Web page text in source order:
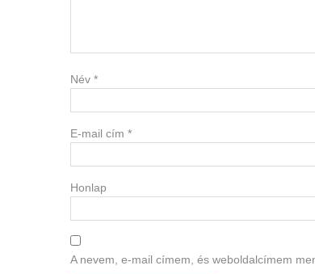
Név *
E-mail cím *
Honlap
A nevem, e-mail címem, és weboldalcímem